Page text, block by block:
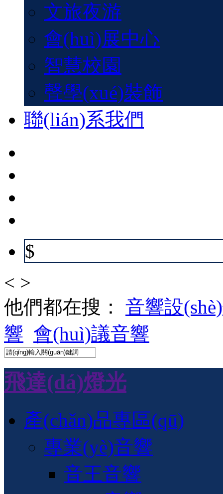
文旅夜游
會(huì)展中心
智慧校園
聲學(xué)裝飾
聯(lián)系我們
$
< >
他們都在搜： 音響設
響 會(huì)議音響
飛達(dá)燈光
產(chǎn)品專區(qū)
專業(yè)音響
音王音響